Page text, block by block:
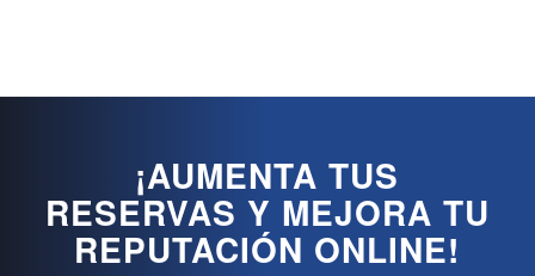
¡AUMENTA TUS
RESERVAS Y MEJORA TU
REPUTACIÓN ONLINE!